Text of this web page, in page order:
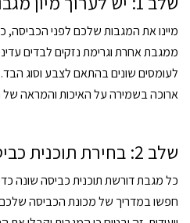
מיינו את המגבות שלכם לפני הכביסה,
ממגבת אחרת וגרימת נזקים לבדים
לעומסים שונים בהתאם לצבע וסוג
ארוכה בשמירה על האיכות והמראה של
שלב 2: בחירת תוכנית כביסה מתאימה
כל מגבת דורשת תוכנית כביסה שונה
חפשו במדריך של מכונת הכביסה